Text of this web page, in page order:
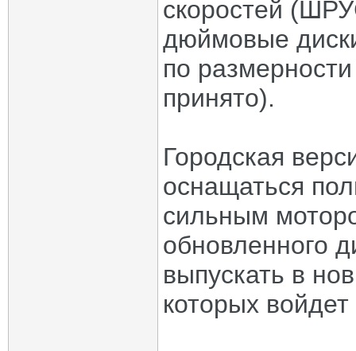
скоростей
дюймовые
по
принято).
Городская
оснащаться
сильным
обновленного
выпускать в
которых